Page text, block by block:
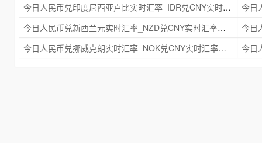
今日人民币兑印度尼西亚卢比实时汇率_IDR兑CNY实时汇率查询 2025年09月21日
今日人民币兑新西兰元实时汇率_NZD兑CNY实时汇率查询 2025年09月21日
今日人民币兑挪威克朗实时汇率_NOK兑CNY实时汇率查询 2025年09月21日